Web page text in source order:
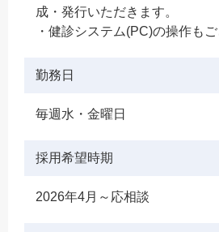
成・発行いただきます。
・健診システム(PC)の操作もご
勤務日
毎週水・金曜日
採用希望時期
2026年4月～応相談